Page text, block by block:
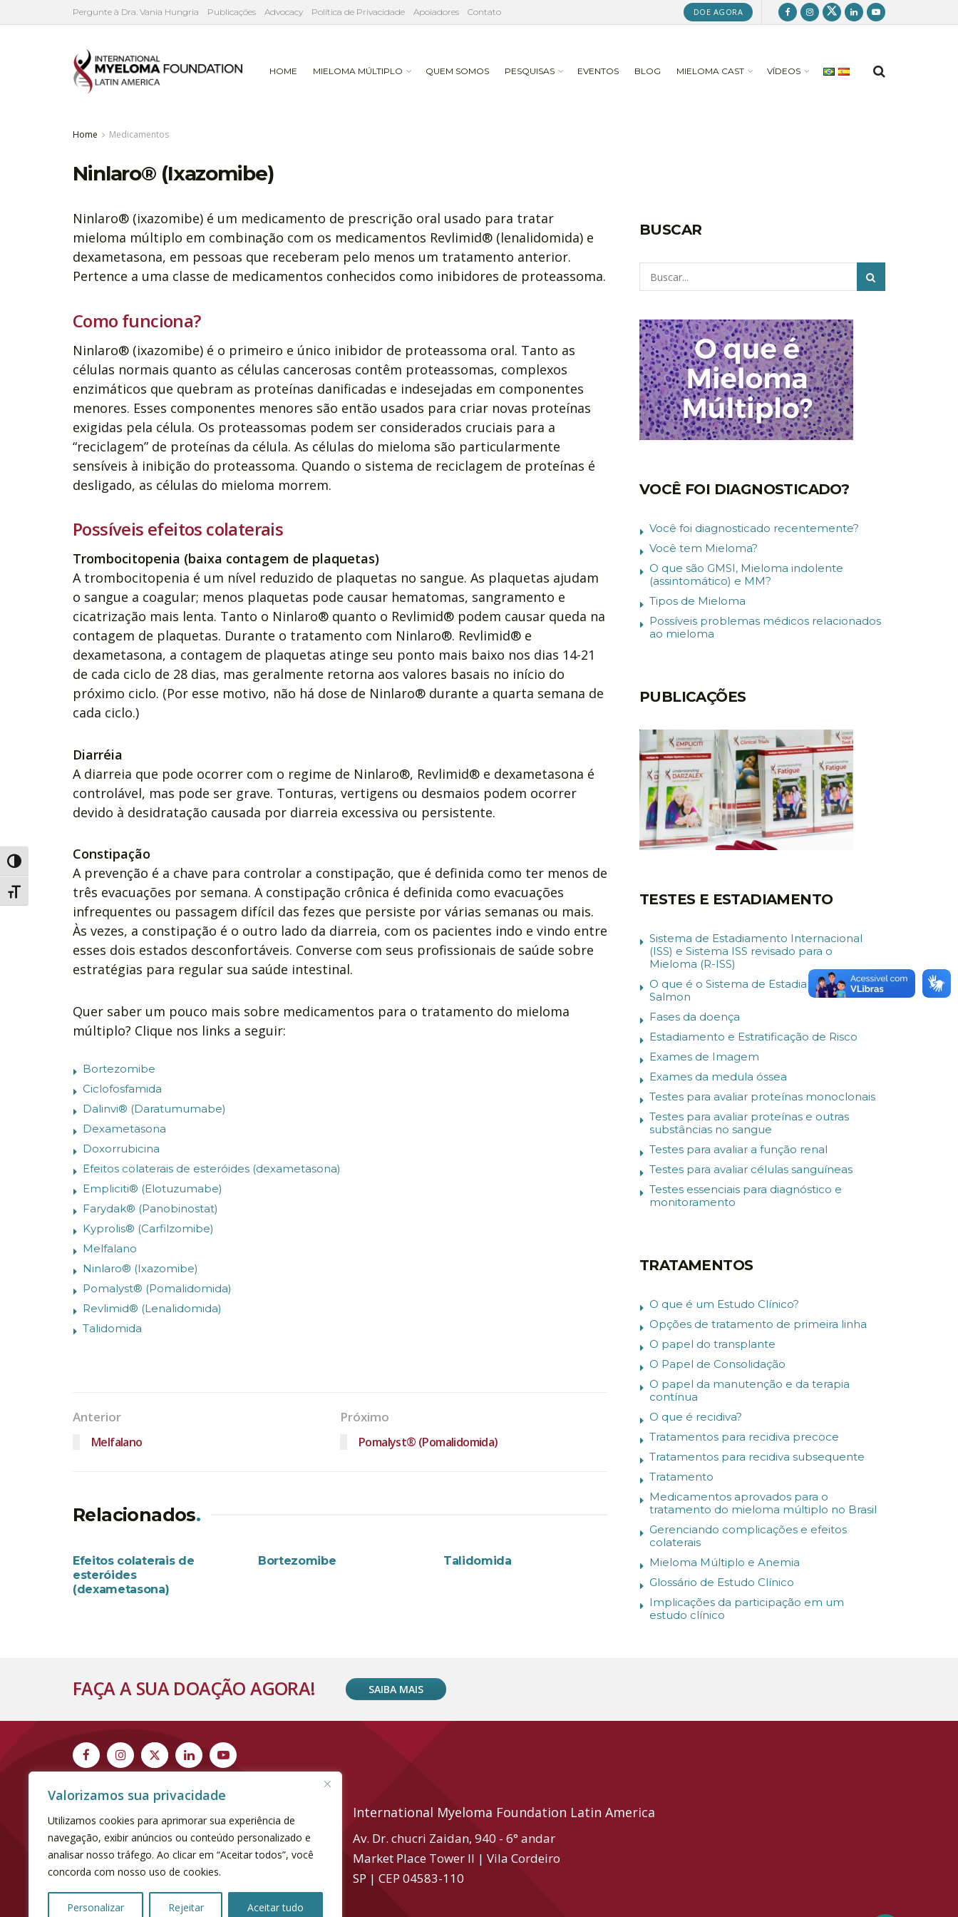
Valorizamos sua privacidade
Utilizamos cookies para aprimorar sua experiência de
navegação, exibir anúncios ou conteúdo personalizado e
analisar nosso tráfego. Ao clicar em “Aceitar todos”, você
concorda com nosso uso de cookies.
Personalizar Rejeitar Aceitar tudo
Alternar alto contraste
Alternar tamanho da fonte
Pergunte à Dra. Vania Hungria Publicações Advocacy Política de Privacidade Apoiadores Contato DOE AGORA
HOME MIELOMA MÚLTIPLO QUEM SOMOS PESQUISAS EVENTOS BLOG MIELOMA CAST VÍDEOS
Home Medicamentos
Ninlaro® (Ixazomibe)
Ninlaro® (ixazomibe) é um medicamento de prescrição oral usado para tratar
mieloma múltiplo em combinação com os medicamentos Revlimid® (lenalidomida) e
dexametasona, em pessoas que receberam pelo menos um tratamento anterior.
Pertence a uma classe de medicamentos conhecidos como inibidores de proteassoma.
Como funciona?
Ninlaro® (ixazomibe) é o primeiro e único inibidor de proteassoma oral. Tanto as
células normais quanto as células cancerosas contêm proteassomas, complexos
enzimáticos que quebram as proteínas danificadas e indesejadas em componentes
menores. Esses componentes menores são então usados para criar novas proteínas
exigidas pela célula. Os proteassomas podem ser considerados cruciais para a
“reciclagem” de proteínas da célula. As células do mieloma são particularmente
sensíveis à inibição do proteassoma. Quando o sistema de reciclagem de proteínas é
desligado, as células do mieloma morrem.
Possíveis efeitos colaterais
Trombocitopenia (baixa contagem de plaquetas)
A trombocitopenia é um nível reduzido de plaquetas no sangue. As plaquetas ajudam
o sangue a coagular; menos plaquetas pode causar hematomas, sangramento e
cicatrização mais lenta. Tanto o Ninlaro® quanto o Revlimid® podem causar queda na
contagem de plaquetas. Durante o tratamento com Ninlaro®. Revlimid® e
dexametasona, a contagem de plaquetas atinge seu ponto mais baixo nos dias 14-21
de cada ciclo de 28 dias, mas geralmente retorna aos valores basais no início do
próximo ciclo. (Por esse motivo, não há dose de Ninlaro® durante a quarta semana de
cada ciclo.)
Diarréia
A diarreia que pode ocorrer com o regime de Ninlaro®, Revlimid® e dexametasona é
controlável, mas pode ser grave. Tonturas, vertigens ou desmaios podem ocorrer
devido à desidratação causada por diarreia excessiva ou persistente.
Constipação
A prevenção é a chave para controlar a constipação, que é definida como ter menos de
três evacuações por semana. A constipação crônica é definida como evacuações
infrequentes ou passagem difícil das fezes que persiste por várias semanas ou mais.
Às vezes, a constipação é o outro lado da diarreia, com os pacientes indo e vindo entre
esses dois estados desconfortáveis. Converse com seus profissionais de saúde sobre
estratégias para regular sua saúde intestinal.
Quer saber um pouco mais sobre medicamentos para o tratamento do mieloma
múltiplo? Clique nos links a seguir:
Bortezomibe
Ciclofosfamida
Dalinvi® (Daratumumabe)
Dexametasona
Doxorrubicina
Efeitos colaterais de esteróides (dexametasona)
Empliciti® (Elotuzumabe)
Farydak® (Panobinostat)
Kyprolis® (Carfilzomibe)
Melfalano
Ninlaro® (Ixazomibe)
Pomalyst® (Pomalidomida)
Revlimid® (Lenalidomida)
Talidomida
Anterior
Melfalano
Próximo
Pomalyst® (Pomalidomida)
Relacionados.
Efeitos colaterais de
esteróides
(dexametasona)
Bortezomibe Talidomida
BUSCAR
Pesquisar
VOCÊ FOI DIAGNOSTICADO?
Você foi diagnosticado recentemente?
Você tem Mieloma?
O que são GMSI, Mieloma indolente
(assintomático) e MM?
Tipos de Mieloma
Possíveis problemas médicos relacionados
ao mieloma
PUBLICAÇÕES
TESTES E ESTADIAMENTO
Sistema de Estadiamento Internacional
(ISS) e Sistema ISS revisado para o
Mieloma (R-ISS)
O que é o Sistema de Estadiamento Durie-
Salmon
Fases da doença
Estadiamento e Estratificação de Risco
Exames de Imagem
Exames da medula óssea
Testes para avaliar proteínas monoclonais
Testes para avaliar proteínas e outras
substâncias no sangue
Testes para avaliar a função renal
Testes para avaliar células sanguíneas
Testes essenciais para diagnóstico e
monitoramento
TRATAMENTOS
O que é um Estudo Clínico?
Opções de tratamento de primeira linha
O papel do transplante
O Papel de Consolidação
O papel da manutenção e da terapia
contínua
O que é recidiva?
Tratamentos para recidiva precoce
Tratamentos para recidiva subsequente
Tratamento
Medicamentos aprovados para o
tratamento do mieloma múltiplo no Brasil
Gerenciando complicações e efeitos
colaterais
Mieloma Múltiplo e Anemia
Glossário de Estudo Clínico
Implicações da participação em um
estudo clínico
FAÇA A SUA DOAÇÃO AGORA! SAIBA MAIS
[elfsight_cookie_consent id="1"]
International Myeloma Foundation Latin America
Av. Dr. chucri Zaidan, 940 - 6° andar
Market Place Tower II | Vila Cordeiro
SP | CEP 04583-110